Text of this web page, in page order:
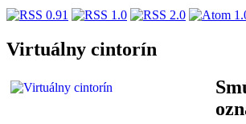
Virtuálny cintorín